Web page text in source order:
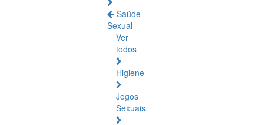
Saúde
Sexual
Ver
todos
Higiene
Jogos
Sexuais